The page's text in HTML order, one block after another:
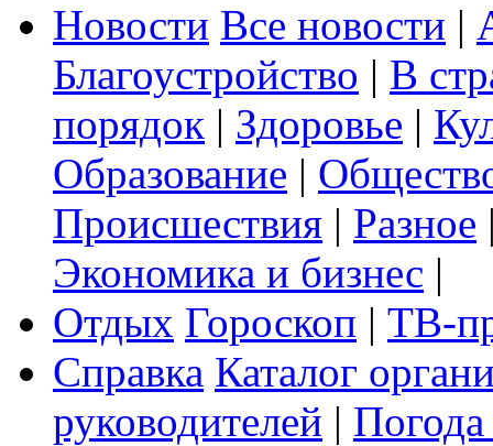
Новости Все новости |
Благоустройство | В
порядок | Здоровье |
Образование |
Происшествия | Разное
Экономика и бизнес |
Отдых Гороскоп | ТВ-
Справка Каталог
руководителей |